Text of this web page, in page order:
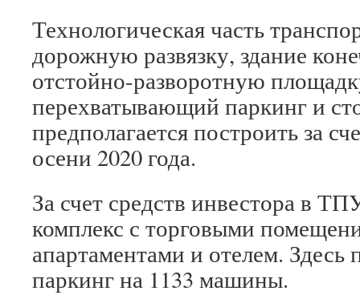
Технологическая часть
дорожную развязку, здание
отстойно-разворотную
перехватывающий паркинг и
предполагается построить за
осени 2020 года.
За счет средств инвестора в
комплекс с торговыми
апартаментами и отелем. Здесь
паркинг на 1133 машины.